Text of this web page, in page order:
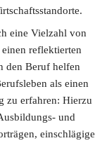
eine Vielzahl von
reflektierten
den Beruf helfen
als einen
zu erfahren: Hierzu
und
einschlägige